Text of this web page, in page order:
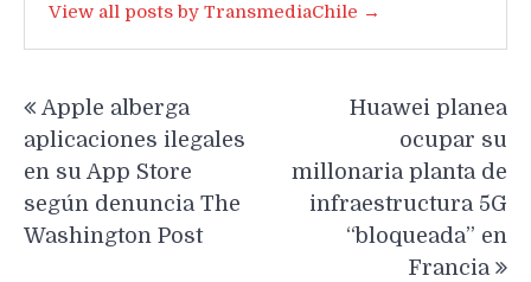
View all posts by TransmediaChile →
de
entradas
Apple alberga
aplicaciones ilegales
en su App Store
según denuncia The
Washington Post
Huawei planea
ocupar su
millonaria planta de
infraestructura 5G
“bloqueada” en
Francia